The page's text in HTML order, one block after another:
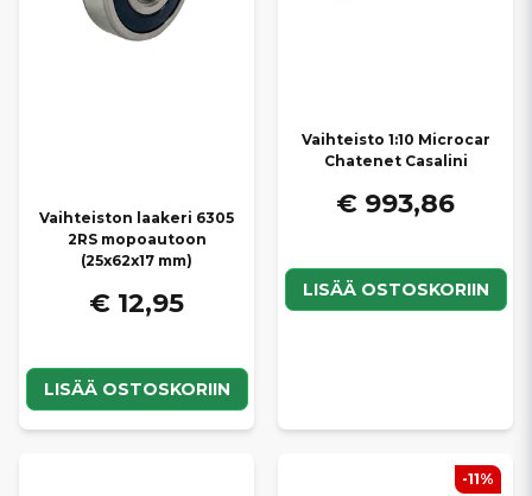
Vaihteiston laakeri 6305
2RS mopoautoon
(25x62x17 mm)
€ 12,95
LISÄÄ OSTOSKORIIN
Vaihteisto 1:10 Microcar
Chatenet Casalini
€ 993,86
LISÄÄ OSTOSKORIIN
-11%